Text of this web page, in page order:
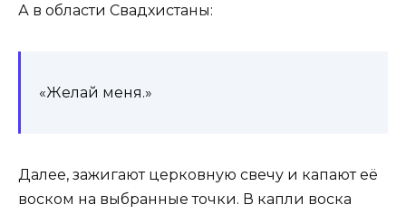
А в области Свадхистаны:
«Желай меня.»
Далее, зажигают церковную свечу и капают её
воском на выбранные точки. В капли воска